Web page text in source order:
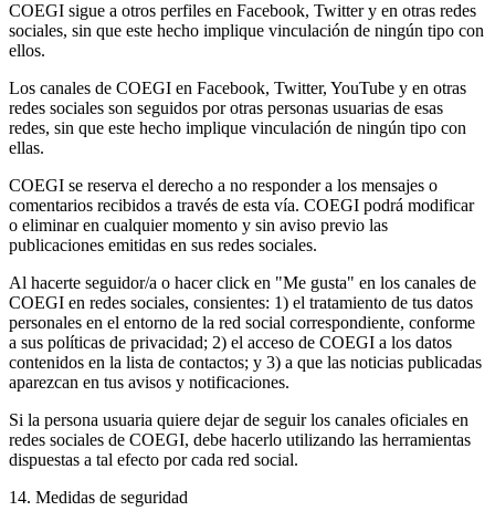
COEGI sigue a otros perfiles en Facebook, Twitter y en otras redes
sociales, sin que este hecho implique vinculación de ningún tipo con
ellos.
Los canales de COEGI en Facebook, Twitter, YouTube y en otras
redes sociales son seguidos por otras personas usuarias de esas
redes, sin que este hecho implique vinculación de ningún tipo con
ellas.
COEGI se reserva el derecho a no responder a los mensajes o
comentarios recibidos a través de esta vía. COEGI podrá modificar
o eliminar en cualquier momento y sin aviso previo las
publicaciones emitidas en sus redes sociales.
Al hacerte seguidor/a o hacer click en "Me gusta" en los canales de
COEGI en redes sociales, consientes: 1) el tratamiento de tus datos
personales en el entorno de la red social correspondiente, conforme
a sus políticas de privacidad; 2) el acceso de COEGI a los datos
contenidos en la lista de contactos; y 3) a que las noticias publicadas
aparezcan en tus avisos y notificaciones.
Si la persona usuaria quiere dejar de seguir los canales oficiales en
redes sociales de COEGI, debe hacerlo utilizando las herramientas
dispuestas a tal efecto por cada red social.
14. Medidas de seguridad